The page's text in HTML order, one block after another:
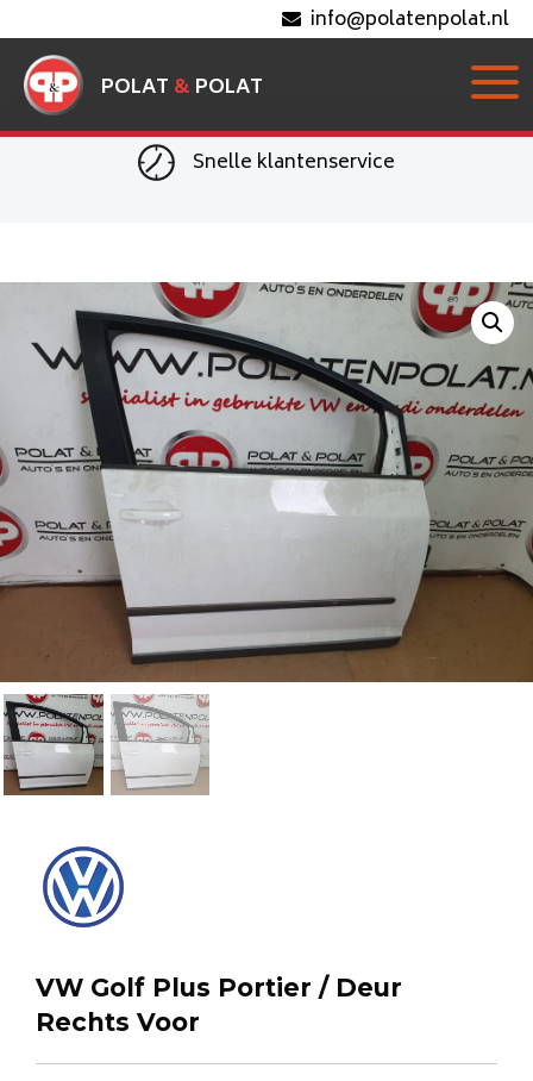
info@polatenpolat.nl
POLAT & POLAT
Snelle klantenservice
VW Golf Plus Portier / Deur
Rechts Voor